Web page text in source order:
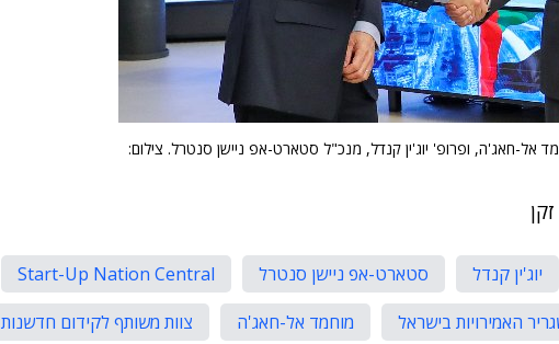
אל-חאג'ה, ופרופ' יוג'ין קנדל, מנכ"ל סטארט-אפ ניישן סנטרל. צילום:
יוג'ין קנדל סטארט-אפ ניישן סנטרל
Start-Up Nation Central
האמירויות בישראל מוחמד אל-חאג'ה צוות משותף לקידום חדשנות